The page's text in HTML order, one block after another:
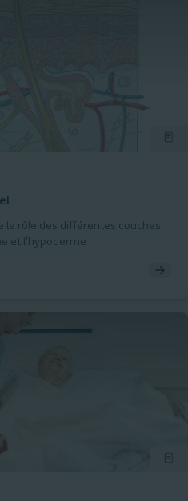
le rôle des différentes couches
et l'hypoderme